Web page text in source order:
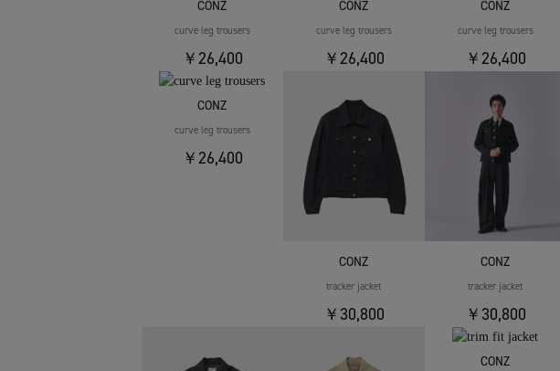
CONZ
curve leg trousers
￥26,400
CONZ
curve leg trousers
￥26,400
CONZ
curve leg trousers
￥26,400
CONZ
curve leg trousers
￥26,400
CONZ
tracker jacket
￥30,800
CONZ
tracker jacket
￥30,800
CONZ